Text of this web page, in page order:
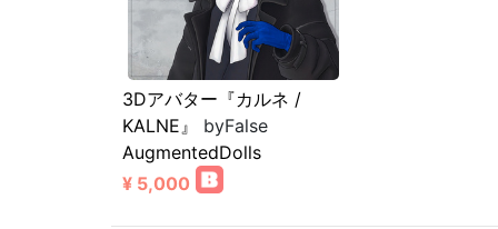
3Dアバター『カルネ /
KALNE』
byFalse
AugmentedDolls
¥ 5,000